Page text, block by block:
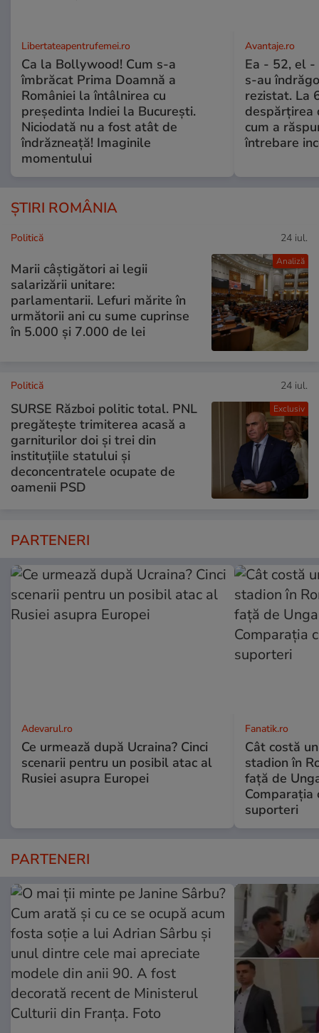
Libertateapentrufemei.ro
Ca la Bollywood! Cum s-a
îmbrăcat Prima Doamnă a
României la întâlnirea cu
președinta Indiei la București.
Niciodată nu a fost atât de
îndrăzneață! Imaginile
momentului
Avantaje.ro
Ea - 52, el -
s-au
rezistat. La
despărțirea
cum a
întrebare
ȘTIRI ROMÂNIA
Analiză
Politică 24 iul.
Marii câștigători ai legii
salarizării unitare:
parlamentarii. Lefuri mărite în
următorii ani cu sume cuprinse
în 5.000 și 7.000 de lei
Exclusiv
Politică 24 iul.
SURSE Război politic total. PNL
pregătește trimiterea acasă a
garniturilor doi și trei din
instituțiile statului și
deconcentratele ocupate de
oamenii PSD
PARTENERI
Adevarul.ro
Ce urmează după Ucraina? Cinci
scenarii pentru un posibil atac al
Rusiei asupra Europei
Fanatik.ro
Cât costă
stadion în
față de
Comparația
suporteri
PARTENERI